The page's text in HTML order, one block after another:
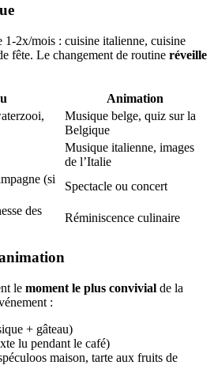
1-2x/mois : cuisine italienne, cuisine
fête. Le changement de routine réveille
Animation
Musique belge, quiz sur la
Belgique
Musique italienne, images
de l’Italie
(si
Spectacle ou concert
des
Réminiscence culinaire
le moment le plus convivial de la
:
+ gâteau)
lu pendant le café)
maison, tarte aux fruits de